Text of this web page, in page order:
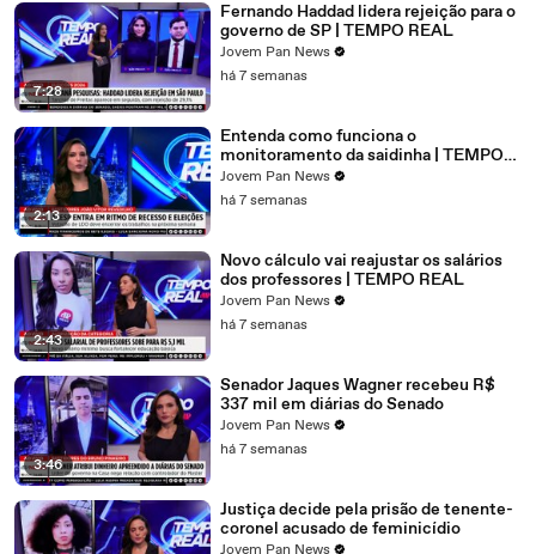
7:28
Fernando Haddad lidera rejeição para o
governo de SP | TEMPO REAL
Jovem Pan News
há 7 semanas
2:13
Entenda como funciona o
monitoramento da saidinha | TEMPO
REAL
Jovem Pan News
há 7 semanas
2:43
Novo cálculo vai reajustar os salários
dos professores | TEMPO REAL
Jovem Pan News
há 7 semanas
3:46
Senador Jaques Wagner recebeu R$
337 mil em diárias do Senado
Jovem Pan News
há 7 semanas
Justiça decide pela prisão de tenente-
coronel acusado de feminicídio